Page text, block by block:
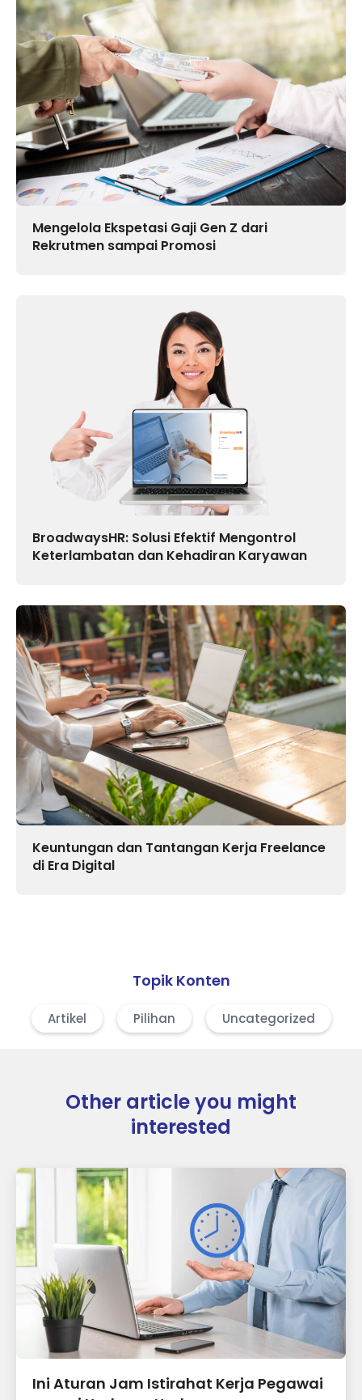
Mengelola Ekspetasi Gaji Gen Z dari
Rekrutmen sampai Promosi
BroadwaysHR: Solusi Efektif Mengontrol
Keterlambatan dan Kehadiran Karyawan
Keuntungan dan Tantangan Kerja Freelance
di Era Digital
Topik Konten
Artikel Pilihan Uncategorized
Other article you might
interested
Ini Aturan Jam Istirahat Kerja Pegawai